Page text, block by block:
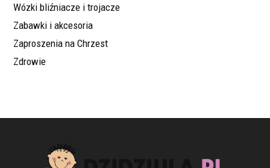
Wózki bliźniacze i trojacze
Zabawki i akcesoria
Zaproszenia na Chrzest
Zdrowie